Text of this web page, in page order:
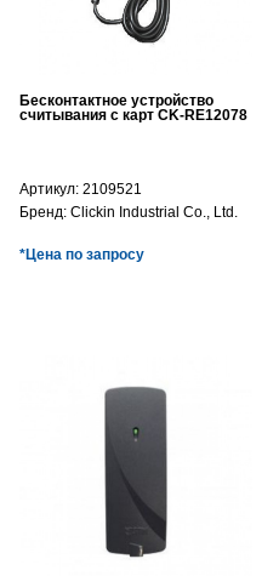
Бесконтактное устройство
считывания с карт CK-RE12078
Артикул: 2109521
Бренд: Clickin Industrial Co., Ltd.
*Цена по запросу